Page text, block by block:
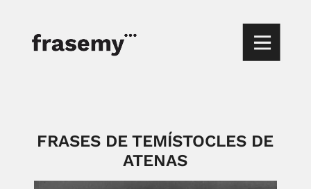
FRASES DE TEMÍSTOCLES DE
ATENAS